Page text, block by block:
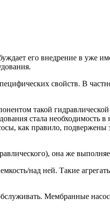
его внедрение в уже
свойств. В
такой
стала необходимость в
как правило, подвержены
она же
над ней. Такие
Мембранные